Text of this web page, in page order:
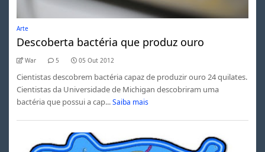
Arte
Descoberta bactéria que produz ouro
War 5 05 Out 2012
Cientistas descobrem bactéria capaz de produzir ouro 24 quilates.
Cientistas da Universidade de Michigan descobriram uma
bactéria que possui a cap... Saiba mais